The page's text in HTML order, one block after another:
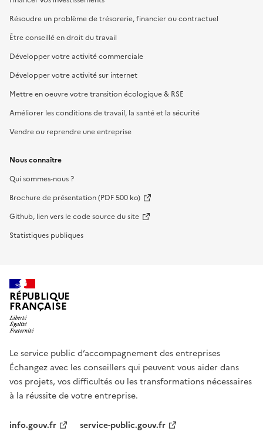
Résoudre un problème de trésorerie, financier ou contractuel
Être conseillé en droit du travail
Développer votre activité commerciale
Développer votre activité sur internet
Mettre en oeuvre votre transition écologique & RSE
Améliorer les conditions de travail, la santé et la sécurité
Vendre ou reprendre une entreprise
Nous connaître
Qui sommes-nous ?
Brochure de présentation (PDF 500 ko)
Github, lien vers le code source du site
Statistiques publiques
RÉPUBLIQUE
FRANÇAISE
Le service public d’accompagnement des entreprises
Échangez avec les conseillers qui peuvent vous aider dans
vos projets, vos difficultés ou les transformations nécessaires
à la réussite de votre entreprise.
info.gouv.fr service-public.gouv.fr